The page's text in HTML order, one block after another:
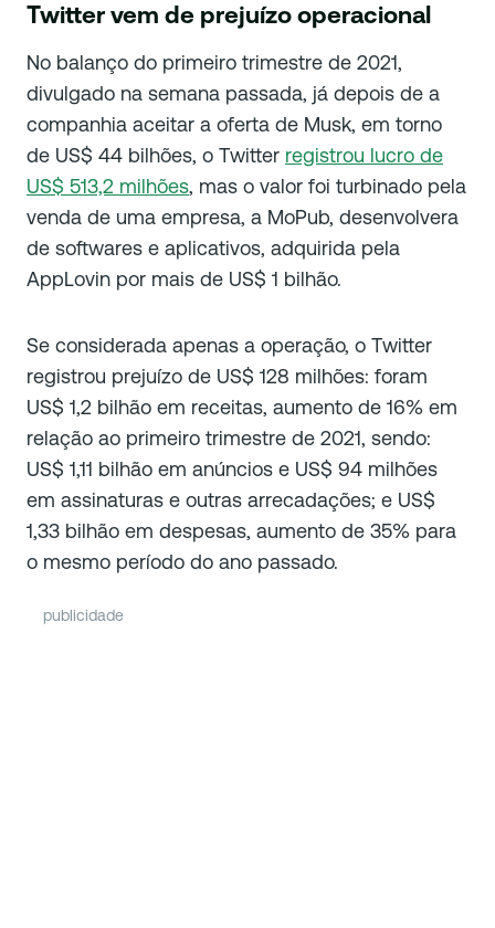
Twitter vem de prejuízo operacional
No balanço do primeiro trimestre de 2021,
divulgado na semana passada, já depois de a
companhia aceitar a oferta de Musk, em torno
de US$ 44 bilhões, o Twitter registrou lucro de
US$ 513,2 milhões, mas o valor foi turbinado pela
venda de uma empresa, a MoPub, desenvolvera
de softwares e aplicativos, adquirida pela
AppLovin por mais de US$ 1 bilhão.
Se considerada apenas a operação, o Twitter
registrou prejuízo de US$ 128 milhões: foram
US$ 1,2 bilhão em receitas, aumento de 16% em
relação ao primeiro trimestre de 2021, sendo:
US$ 1,11 bilhão em anúncios e US$ 94 milhões
em assinaturas e outras arrecadações; e US$
1,33 bilhão em despesas, aumento de 35% para
o mesmo período do ano passado.
publicidade